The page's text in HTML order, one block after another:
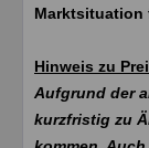
Marktsituation
Hinweis zu
Aufgrund der
kurzfristig zu